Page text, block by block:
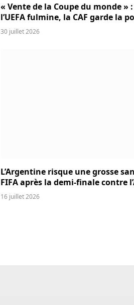
« Vente de la Coupe du monde »
l’UEFA fulmine, la CAF garde la
30 juillet 2026
L’Argentine risque une grosse
FIFA après la demi-finale contre
16 juillet 2026